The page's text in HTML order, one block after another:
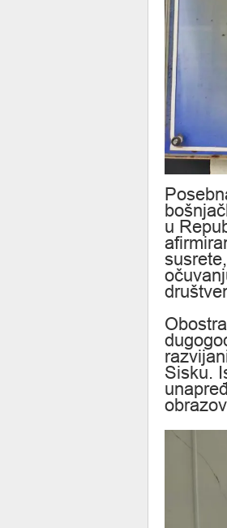
u
Sisku.